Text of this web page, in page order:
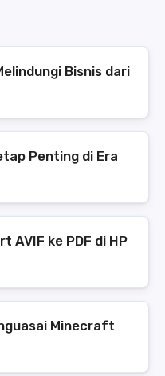
Bisnis dari
Penting di Era
AVIF ke PDF di HP
Minecraft